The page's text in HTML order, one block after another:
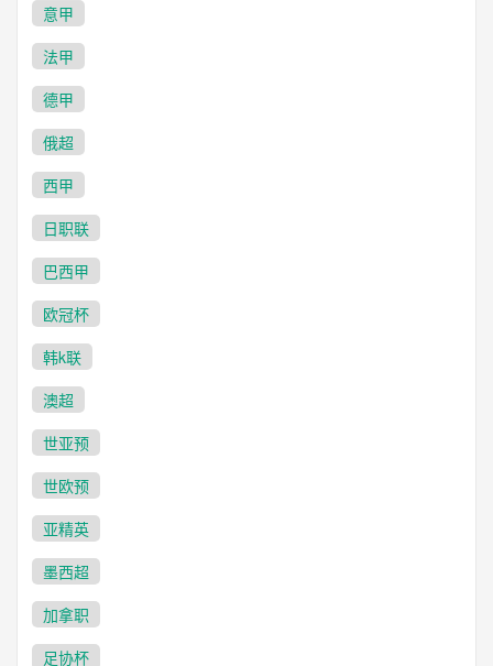
意甲
法甲
德甲
俄超
西甲
日职联
巴西甲
欧冠杯
韩k联
澳超
世亚预
世欧预
亚精英
墨西超
加拿职
足协杯